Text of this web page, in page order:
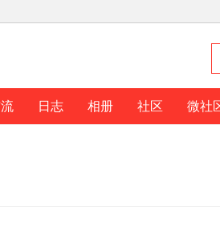
日志 相册 社区 微社